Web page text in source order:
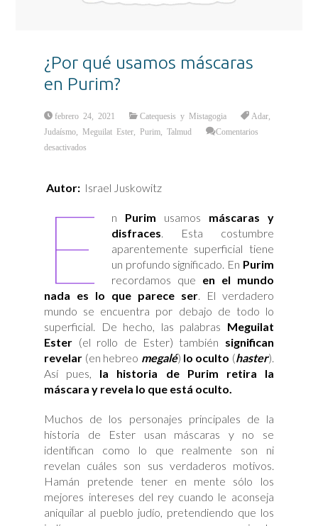
¿Por qué usamos máscaras
en Purim?
febrero 24, 2021 Catequesis y Mistagogia Adar
Judaísmo
Meguilat Ester Purim ,Talmud
Comentarios
desactivados
en
Purim?
Autor: Israel Juskowitz
E n Purim usamos máscaras y
disfraces . Esta costumbre
aparentemente superficial tiene
un profundo significado. En Purim
recordamos que en el mundo
nada es lo que parece ser. El verdadero
mundo se encuentra por debajo de todo lo
superficial. De hecho, las palabras Meguilat
Ester (el rollo de Ester) también significan
revelar (en hebreo megalé) lo oculto (haster).
Así pues, la historia de Purim retira la
máscara y revela lo que está oculto.
Muchos de los personajes principales de la
historia de Ester usan máscaras y no se
identifican como lo que realmente son ni
revelan cuáles son sus verdaderos motivos.
Hamán pretende tener en mente sólo los
mejores intereses del rey cuando le aconseja
aniquilar al pueblo judío, pretendiendo que los